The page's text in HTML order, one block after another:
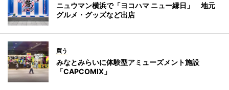
ニュウマン横浜で「ヨコハマ ニュー縁日」 地元
グルメ・グッズなど出店
買う
みなとみらいに体験型アミューズメント施設
「CAPCOMIX」